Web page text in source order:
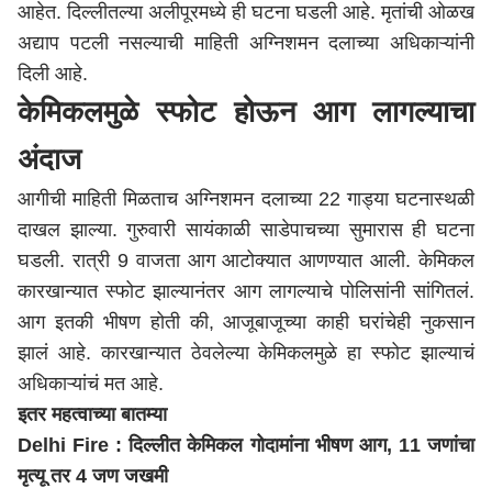
आहेत. दिल्लीतल्या अलीपूरमध्ये ही घटना घडली आहे. मृतांची ओळख
अद्याप पटली नसल्याची माहिती अग्निशमन दलाच्या अधिकाऱ्यांनी
दिली आहे.
केमिकलमुळे स्फोट होऊन आग लागल्याचा
अंदाज
आगीची माहिती मिळताच अग्निशमन दलाच्या 22 गाड्या घटनास्थळी
दाखल झाल्या. गुरुवारी सायंकाळी साडेपाचच्या सुमारास ही घटना
घडली. रात्री 9 वाजता आग आटोक्यात आणण्यात आली. केमिकल
कारखान्यात स्फोट झाल्यानंतर आग लागल्याचे पोलिसांनी सांगितलं.
आग इतकी भीषण होती की, आजूबाजूच्या काही घरांचेही नुकसान
झालं आहे. कारखान्यात ठेवलेल्या केमिकलमुळे हा स्फोट झाल्याचं
अधिकाऱ्यांचं मत आहे.
इतर महत्वाच्या बातम्या
Delhi Fire : दिल्लीत केमिकल गोदामांना भीषण आग, 11 जणांचा
मृत्यू तर 4 जण जखमी